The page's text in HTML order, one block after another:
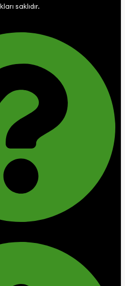
saklıdır.